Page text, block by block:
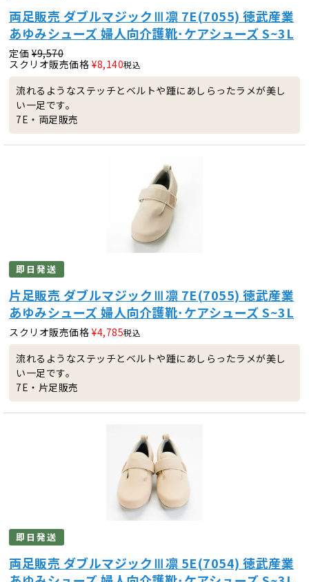
両足販売 ダブルマジックⅢ凛 7E(7055) 徳武産業
あゆみシューズ 婦人向介護靴･ケアシューズ S~3L
定価 ¥9,570
スクリオ販売価格 ¥8,140税込
流れるようなステッチとベルトや踵にあしらったラメが美し
い一足です。
7E・両足販売
即日発送
片足販売 ダブルマジックⅢ凛 7E(7055) 徳武産業
あゆみシューズ 婦人向介護靴･ケアシューズ S~3L
スクリオ販売価格 ¥4,785税込
流れるようなステッチとベルトや踵にあしらったラメが美し
い一足です。
7E・片足販売
即日発送
両足販売 ダブルマジックⅢ凛 5E(7054) 徳武産業